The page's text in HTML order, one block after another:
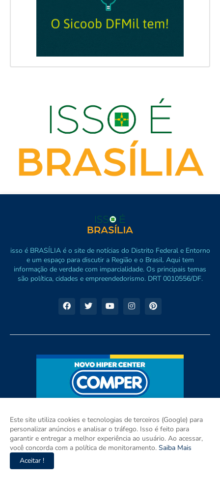
isso é BRASÍLIA é o site de notícias do Distrito Federal e Entorno
e um espaço para discutir a Região e o Brasil. Aqui tem
informação de verdade com imparcialidade. Os principais temas
são política, cidades e empreendedorismo. DRT 0010556/DF.
Este site utiliza cookies e tecnologias de terceiros (Google) para
personalizar anúncios e analisar o tráfego. Isso é feito para
garantir e entregar a melhor experiência ao usuário. Ao acessar,
você concorda com a política de monitoramento. Saiba Mais
Aceitar !